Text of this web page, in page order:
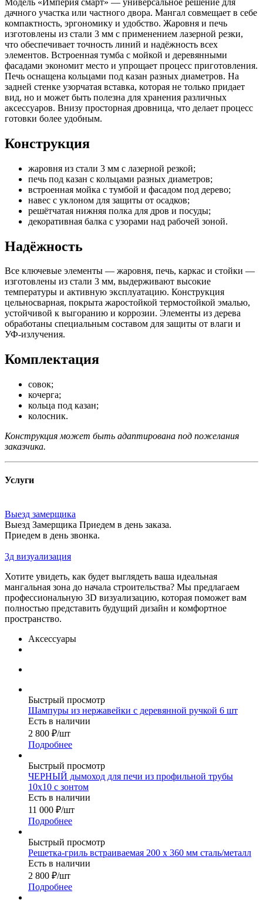
дачного участка или частного двора. Мангал совмещает в себе
компактность, эргономику и удобство. Жаровня и печь
изготовлены из стали 3 мм с применением лазерной резки,
что обеспечивает точность линий и надёжность всех
элементов. Встроенная тумба с мойкой и деревянными
фасадами экономит место и упрощает процесс приготовления.
Печь оснащена кольцами под казан разных диаметров. На
задней стенке узорчатая вставка, которая не только придает
вид, но и может быть полезна для хранения различных
аксессуаров. Внизу просторная дровница, что делает процесс
готовки более удобным.
Конструкция
жаровня из стали 3 мм с лазерной резкой;
печь под казан с кольцами разных диаметров;
встроенная мойка с тумбой и фасадом под дерево;
навес с уклоном для защиты от осадков;
решётчатая нижняя полка для дров и посуды;
декоративная балка с узорами над рабочей зоной.
Надёжность
Все ключевые элементы — жаровня, печь, каркас и стойки —
изготовлены из стали 3 мм, выдерживают высокие
температуры и активную эксплуатацию. Конструкция
цельносварная, покрыта жаростойкой термостойкой эмалью,
устойчивой к выгоранию и коррозии. Элементы из дерева
обработаны специальным составом для защиты от влаги и
УФ-излучения.
Комплектация
совок;
кочерга;
кольца под казан;
колосник.
Конструкция может быть адаптирована под пожелания
заказчика.
Услуги
Выезд замерщика
Выезд Замерщика Приедем в день заказа.
Приедем в день звонка.
3д визуализация
Хотите увидеть, как будет выглядеть ваша идеальная
мангальная зона до начала строительства? Мы предлагаем
профессиональную 3D визуализацию, которая поможет вам
полностью представить будущий дизайн и комфортное
пространство.
Аксессуары
Быстрый просмотр
Шампуры из нержавейки с деревянной ручкой 6 шт
Есть в наличии
2 800 ₽/шт
Подробнее
Быстрый просмотр
ЧЕРНЫЙ дымоход для печи из профильной трубы
10х10 с зонтом
Есть в наличии
11 000 ₽/шт
Подробнее
Быстрый просмотр
Решетка-гриль встраиваемая 200 х 360 мм сталь/металл
Есть в наличии
2 800 ₽/шт
Подробнее